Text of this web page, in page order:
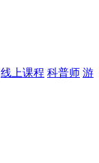
线上课程 科普师 游